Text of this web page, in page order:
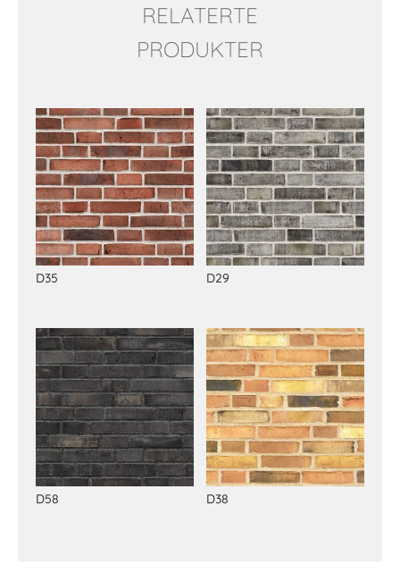
RELATERTE
PRODUKTER
D35 D29
D58 D38